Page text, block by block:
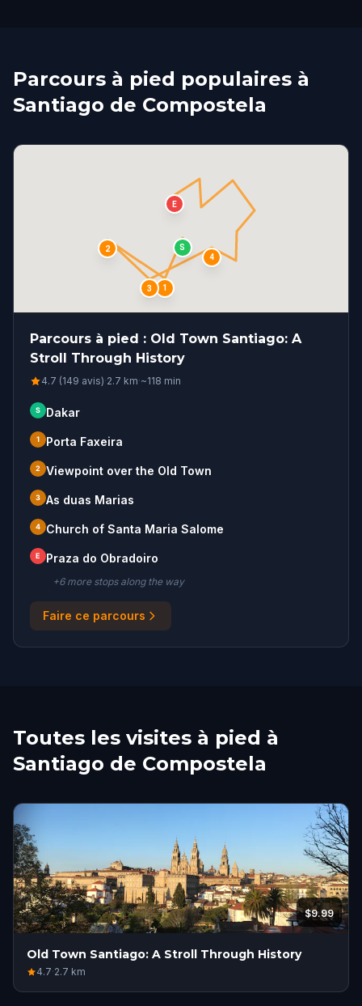
Parcours à pied populaires à
Santiago de Compostela
S
1
2
3
4
E
Parcours à pied : Old Town Santiago: A
Stroll Through History
4.7 (149 avis)·2.7 km·~118 min
S Dakar
1 Porta Faxeira
2 Viewpoint over the Old Town
3 As duas Marias
4 Church of Santa Maria Salome
E Praza do Obradoiro
+6more stopsalong the way
Faire ce parcours
Toutes les visites à pied à
Santiago de Compostela
$9.99
Old Town Santiago: A Stroll Through History
4.7·2.7 km